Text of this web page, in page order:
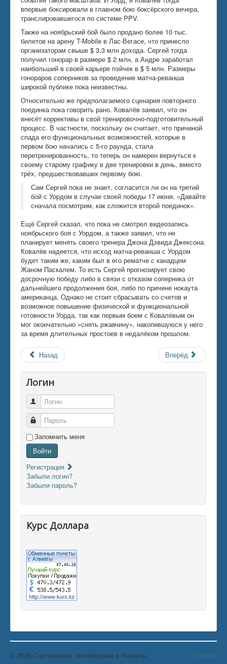
впервые боксировали в главном бою боксёрского вечера,
транслировавшегося по системе PPV.
Также на ноябрьский бой было продано более 10 тыс.
билетов на арену T-Mobile в Лас-Вегасе, что принесло
организаторам свыше $ 3,3 млн дохода. Сергей тогда
получил гонорар в размере $ 2 млн, а Андре заработал
наибольший в своей карьере пэйчек в $ 5 млн. Размеры
гонораров соперников за проведение матча-реванша
широкой публике пока неизвестны.
Относительно же предполагаемого сценария повторного
поединка пока говорить рано. Ковалёв заявил, что он
внесёт коррективы в свой тренировочно-подготовительный
процесс. В частности, поскольку он считает, что причиной
спада его функциональных возможностей, которые в
первом бою начались с 5-го раунда, стала
перетренированность, то теперь он намерен вернуться к
своему старому графику в две тренировки в день, вместо
трёх, предшествовавших первому бою.
Сам Сергей пока не знает, согласится ли он на третий
бой с Уордом в случае своей победы 17 июня. «Давайте
сначала посмотрим, как сложится второй поединок».
Ещё Сергей сказал, что пока не смотрел видеозапись
ноябрьского боя с Уордом, а также заявил, что не
планирует менять своего тренера Джона Дэвида Джексона.
Ковалёв надеется, что исход матча-реванша с Уордом
будет таким же, каким был в его рематче с канадцем
Жаном Паскалем. То есть Сергей прогнозирует свою
досрочную победу либо в связи с отказом соперника от
дальнейшего продолжения боя, либо по причине нокаута
американца. Однако не стоит сбрасывать со счетов и
возможное повышение физической и функциональной
готовности Уорда, так как первым боем с Ковалёвым он
мог окончательно «снять ржавчину», накопившуюся у него
за время длительных простоев в недалёком прошлом.
Назад Вперёд
Логин
Логин
Пароль
Запомнить меня
Войти
Регистрация
Забыли логин?
Забыли пароль?
Курс Доллара
© 2026 Спутниковое телевидение в Алматы